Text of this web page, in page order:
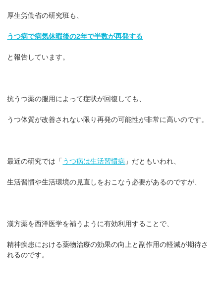
厚生労働省の研究班も、
うつ病で病気休暇後の2年で半数が再発する
と報告しています。
抗うつ薬の服用によって症状が回復しても、
うつ体質が改善されない限り再発の可能性が非常に高いのです。
最近の研究では「 うつ病は生活習慣病 」だともいわれ、
生活習慣や生活環境の見直しをおこなう必要があるのですが、
漢方薬を西洋医学を補うように有効利用することで、
精神疾患における薬物治療の効果の向上と副作用の軽減が期待さ
れるのです。